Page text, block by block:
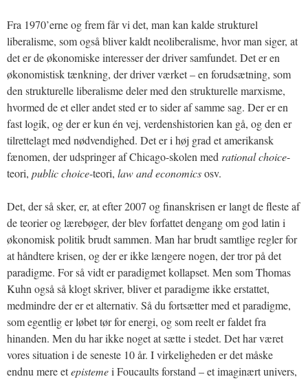
Fra 1970’erne og frem får vi det, man kan kalde strukturel
liberalisme, som også bliver kaldt neoliberalisme, hvor man siger, at
det er de økonomiske interesser der driver samfundet. Det er en
økonomistisk tænkning, der driver værket – en forudsætning, som
den strukturelle liberalisme deler med den strukturelle marxisme,
hvormed de et eller andet sted er to sider af samme sag. Der er en
fast logik, og der er kun én vej, verdenshistorien kan gå, og den er
tilrettelagt med nødvendighed. Det er i høj grad et amerikansk
fænomen, der udspringer af Chicago-skolen med rational choice-
teori, public choice-teori, law and economicsosv.
Det, der så sker, er, at efter 2007 og finanskrisen er langt de fleste af
de teorier og lærebøger, der blev forfattet dengang om god latin i
økonomisk politik brudt sammen. Man har brudt samtlige regler for
at håndtere krisen, og der er ikke længere nogen, der tror på det
paradigme. For så vidt er paradigmet kollapset. Men som Thomas
Kuhn også så klogt skriver, bliver et paradigme ikke erstattet,
medmindre der er et alternativ. Så du fortsætter med et paradigme,
som egentlig er løbet tør for energi, og som reelt er faldet fra
hinanden. Men du har ikke noget at sætte i stedet. Det har været
vores situation i de seneste 10 år. I virkeligheden er det måske
endnu mere etepistemei Foucaults forstand – et imaginært univers,